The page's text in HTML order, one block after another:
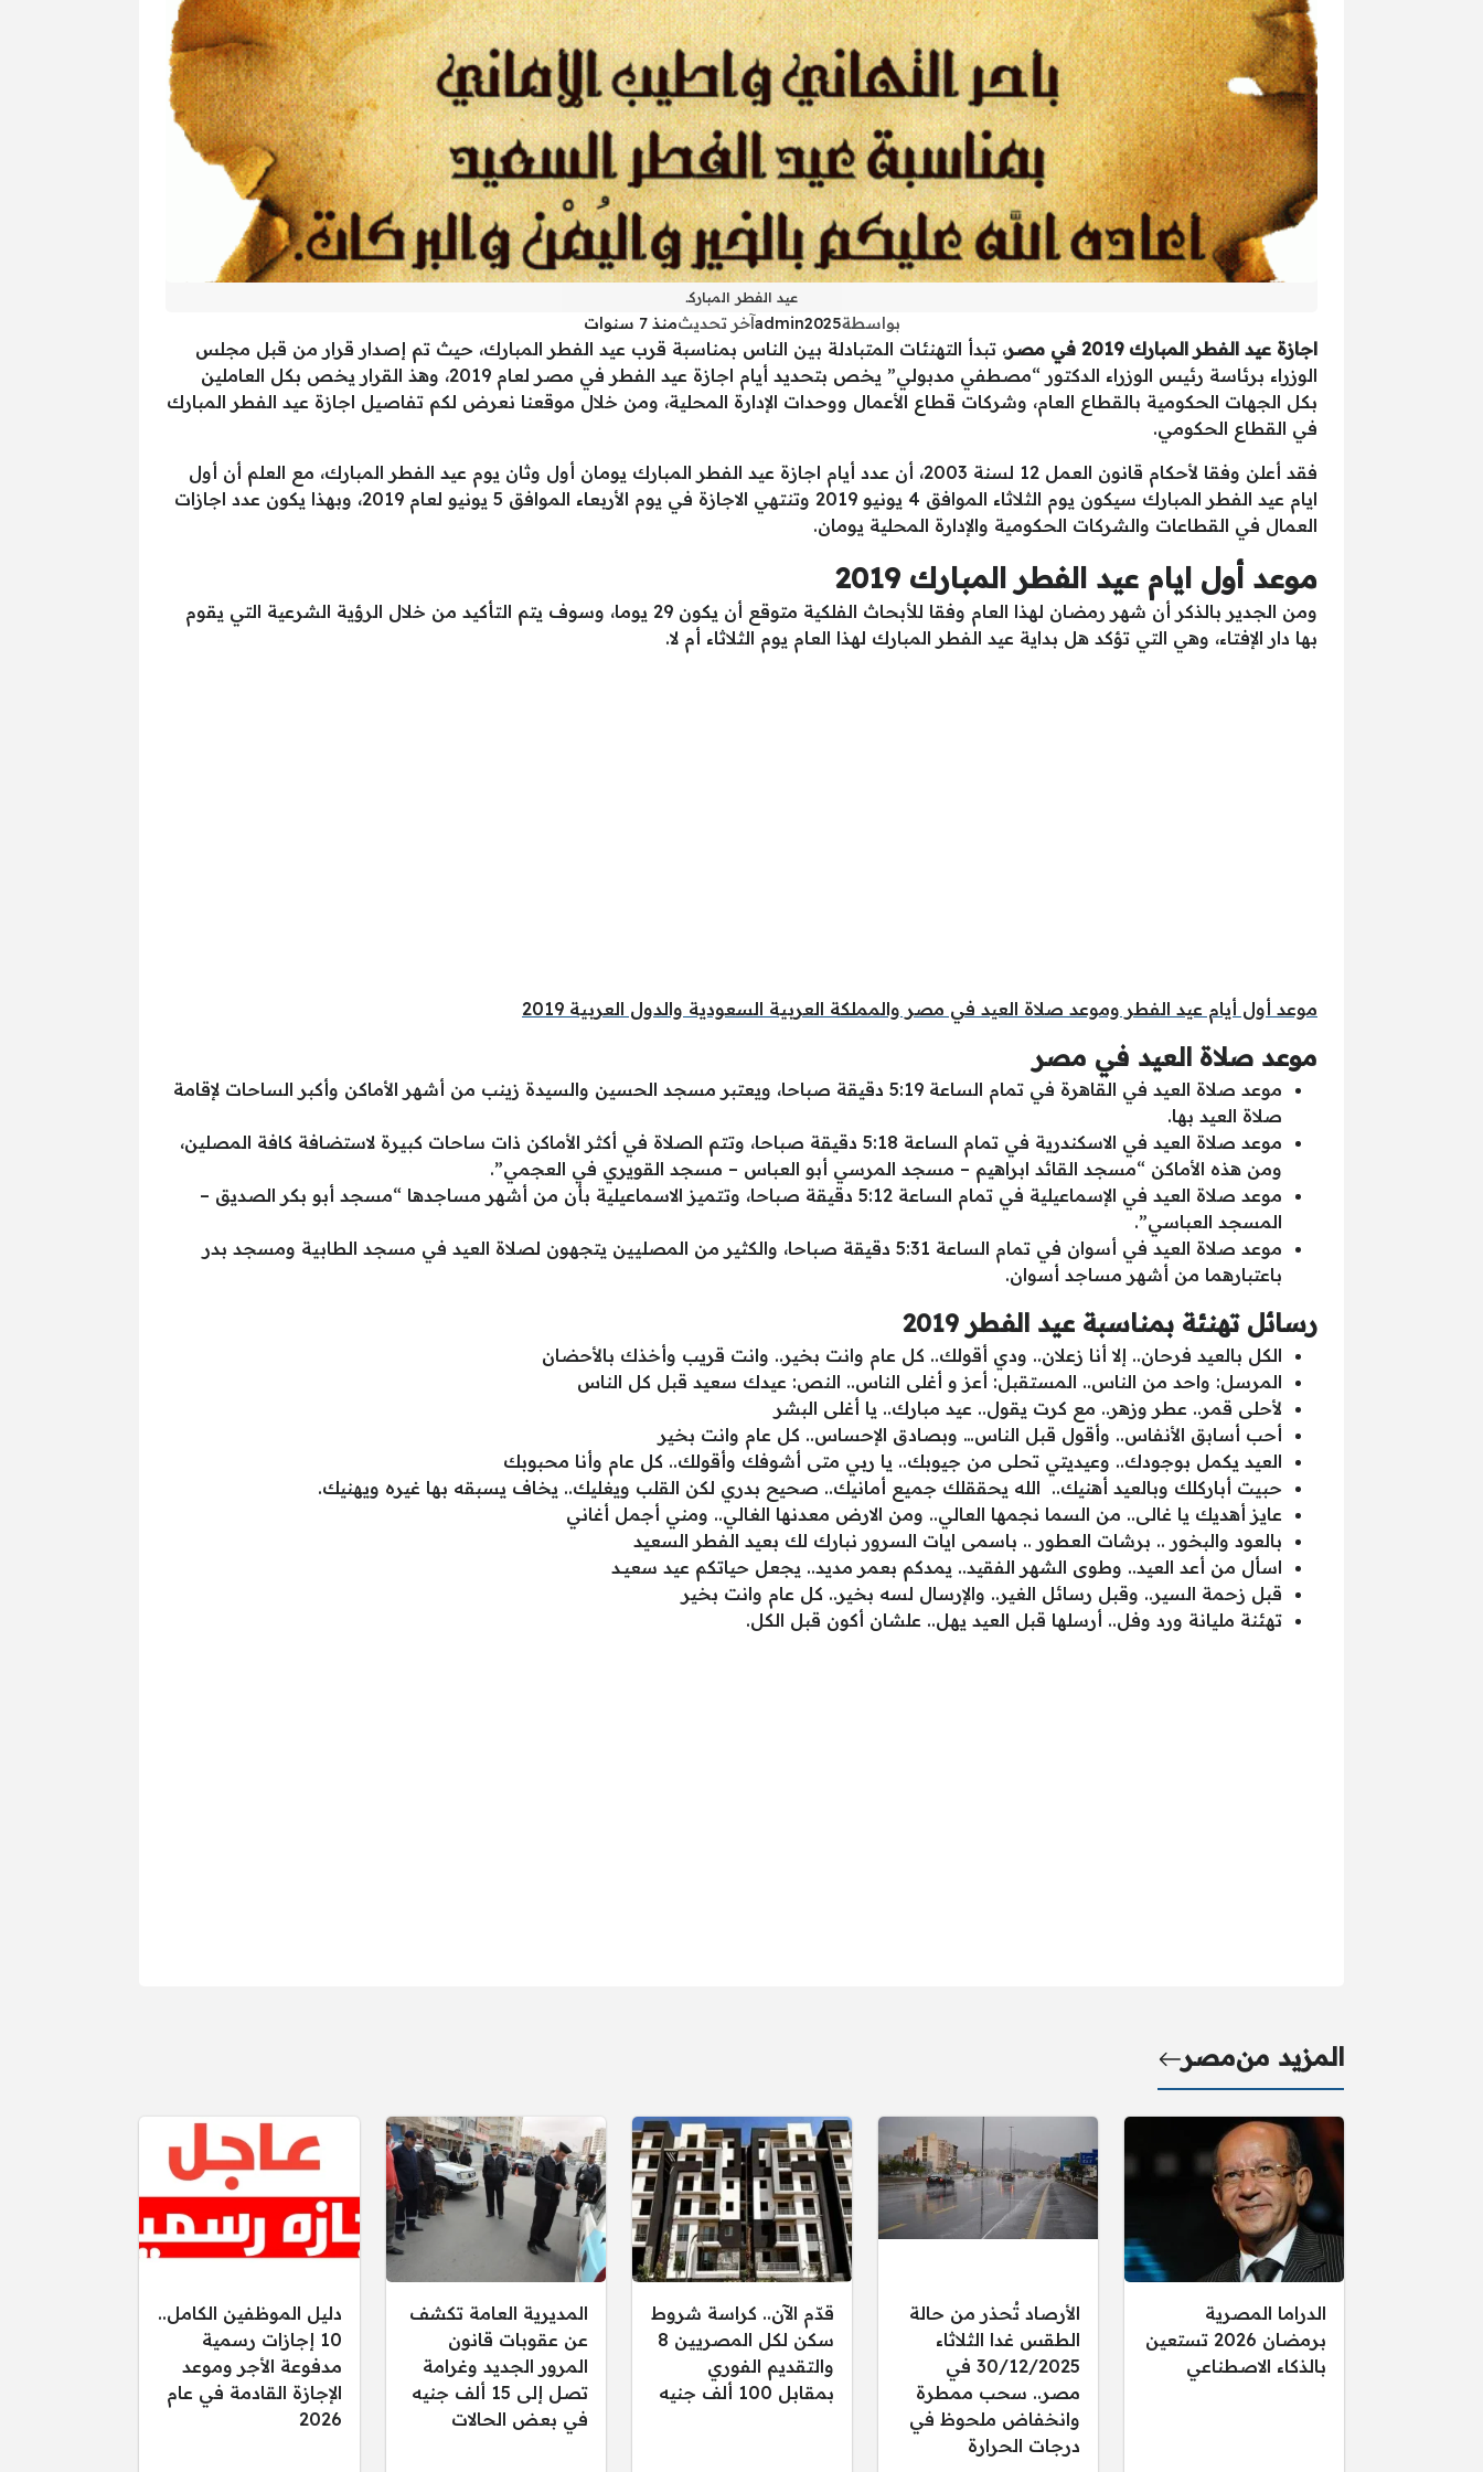
عيد الفطر المباركـ
بواسطةadmin2025آخر تحديثمنذ 7 سنوات
اجازة عيد الفطر المبارك 2019 في مصر
، تبدأ التهنئات المتبادلة بين الناس بمناسبة قرب عيد الفطر المبارك، حيث تم إصدار قرار من قبل مجلس
الوزراء برئاسة رئيس الوزراء الدكتور “مصطفي مدبولي” يخص بتحديد أيام اجازة عيد الفطر في مصر لعام 2019، وهذ القرار يخص بكل العاملين
بكل الجهات الحكومية بالقطاع العام، وشركات قطاع الأعمال ووحدات الإدارة المحلية، ومن خلال موقعنا نعرض لكم تفاصيل اجازة عيد الفطر المبارك
في القطاع الحكومي.
فقد أعلن وفقا لأحكام قانون العمل 12 لسنة 2003، أن عدد أيام اجازة عيد الفطر المبارك يومان أول وثان يوم عيد الفطر المبارك، مع العلم أن أول
ايام عيد الفطر المبارك سيكون يوم الثلاثاء الموافق 4 يونيو 2019 وتنتهي الاجازة في يوم الأربعاء الموافق 5 يونيو لعام 2019، وبهذا يكون عدد اجازات
العمال في القطاعات والشركات الحكومية والإدارة المحلية يومان.
موعد أول ايام عيد الفطر المبارك 2019
ومن الجدير بالذكر أن شهر رمضان لهذا العام وفقا للأبحاث الفلكية متوقع أن يكون 29 يوما، وسوف يتم التأكيد من خلال الرؤية الشرعية التي يقوم
بها دار الإفتاء، وهي التي تؤكد هل بداية عيد الفطر المبارك لهذا العام يوم الثلاثاء أم لا.
موعد أول أيام عيد الفطر وموعد صلاة العيد في مصر والمملكة العربية السعودية والدول العربية 2019
موعد صلاة العيد في مصر
موعد صلاة العيد في القاهرة في تمام الساعة 5:19 دقيقة صباحا، ويعتبر مسجد الحسين والسيدة زينب من أشهر الأماكن وأكبر الساحات لإقامة
صلاة العيد بها.
موعد صلاة العيد في الاسكندرية في تمام الساعة 5:18 دقيقة صباحا، وتتم الصلاة في أكثر الأماكن ذات ساحات كبيرة لاستضافة كافة المصلين،
ومن هذه الأماكن “مسجد القائد ابراهيم – مسجد المرسي أبو العباس – مسجد القويري في العجمي”.
موعد صلاة العيد في الإسماعيلية في تمام الساعة 5:12 دقيقة صباحا، وتتميز الاسماعيلية بأن من أشهر مساجدها “مسجد أبو بكر الصديق –
المسجد العباسي”.
موعد صلاة العيد في أسوان في تمام الساعة 5:31 دقيقة صباحا، والكثير من المصليين يتجهون لصلاة العيد في مسجد الطابية ومسجد بدر
باعتبارهما من أشهر مساجد أسوان.
رسائل تهنئة بمناسبة عيد الفطر 2019
الكل بالعيد فرحان.. إلا أنا زعلان.. ودي أقولك.. كل عام وانت بخير.. وانت قريب وأخذك بالأحضان
المرسل: واحد من الناس.. المستقبل: أعز و أغلى الناس.. النص: عيدك سعيد قبل كل الناس
لأحلى قمر.. عطر وزهر.. مع كرت يقول.. عيد مبارك.. يا أغلى البشر
أحب أسابق الأنفاس.. وأقول قبل الناس… وبصادق الإحساس.. كل عام وانت بخير
العيد يكمل بوجودك.. وعيديتي تحلى من جيوبك.. يا ربي متى أشوفك وأقولك.. كل عام وأنا محبوبك
حبيت أباركلك وبالعيد أهنيك.. الله يحققلك جميع أمانيك.. صحيح بدري لكن القلب ويغليك.. يخاف يسبقه بها غيره ويهنيك.
عايز أهديك يا غالى.. من السما نجمها العالي.. ومن الارض معدنها الغالي.. ومني أجمل أغاني
بالعود والبخور .. برشات العطور .. باسمى ايات السرور نبارك لك بعيد الفطر السعيد
اسأل من أعد العيد.. وطوى الشهر الفقيد.. يمدكم بعمر مديد.. يجعل حياتكم عيد سعيــد
قبل زحمة السير.. وقبل رسائل الغير.. والإرسال لسه بخير.. كل عام وانت بخير
تهئنة مليانة ورد وفل.. أرسلها قبل العيد يهل.. علشان أكون قبل الكل.
المزيد منمصر
الدراما المصرية
برمضان 2026 تستعين
بالذكاء الاصطناعي
الأرصاد تُحذر من حالة
الطقس غدا الثلاثاء
30/12/2025 في
مصر.. سحب ممطرة
وانخفاض ملحوظ في
درجات الحرارة
قدّم الآن.. كراسة شروط
سكن لكل المصريين 8
والتقديم الفوري
بمقابل 100 ألف جنيه
المديرية العامة تكشف
عن عقوبات قانون
المرور الجديد وغرامة
تصل إلى 15 ألف جنيه
في بعض الحالات
دليل الموظفين الكامل..
10 إجازات رسمية
مدفوعة الأجر وموعد
الإجازة القادمة في عام
2026